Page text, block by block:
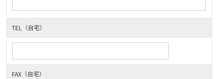
TEL（自宅）
FAX（自宅）